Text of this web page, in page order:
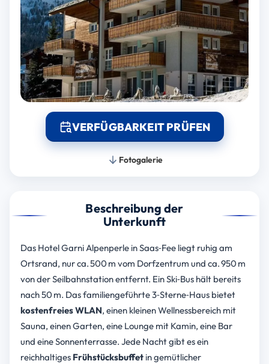
VERFÜGBARKEIT PRÜFEN
Fotogalerie
Beschreibung der
Unterkunft
Das Hotel Garni Alpenperle in Saas‑Fee liegt ruhig am
Ortsrand, nur ca. 500 m vom Dorfzentrum und ca. 950 m
von der Seilbahnstation entfernt. Ein Ski‑Bus hält bereits
nach 50 m. Das familiengeführte 3‑Sterne‑Haus bietet
kostenfreies WLAN, einen kleinen Wellnessbereich mit
Sauna, einen Garten, eine Lounge mit Kamin, eine Bar
und eine Sonnenterrasse. Jede Nacht gibt es ein
reichhaltiges Frühstücksbuffetin gemütlicher